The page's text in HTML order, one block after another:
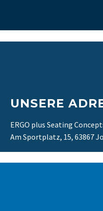
UNSERE
ERGO plus Seating
Am Sportplatz, 15, 63867